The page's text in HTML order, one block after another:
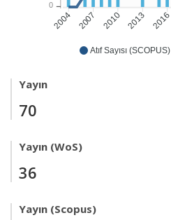
Atıf Sayısı (SCOPUS)
2004 2007 2010 2013 2016
0
Yayın
70
Yayın (WoS)
36
Yayın (Scopus)